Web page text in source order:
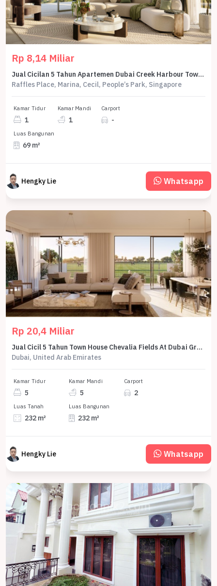
Rp 8,14 Miliar
Jual Cicilan 5 Tahun Apartemen Dubai Creek Harbour Tower Silva 1 Bedroom 69 M2 - Sell Apartment Dubai Creek Harbour Tower Silva 1 Br 69 Sqm By Emmar
Raffles Place, Marina, Cecil, People’s Park, Singapore
Kamar Tidur
1
Kamar Mandi
1
Carport
-
Luas Bangunan
69 m²
Hengky Lie Whatsapp
Rp 20,4 Miliar
Jual Cicil 5 Tahun Town House Chevalia Fields At Dubai Grand Polo Club And Resort 5 Br 232 M2 - Sell Town House Chevalia Fields At Dubai Grand Polo Club And Resort 5 Br 232 Sqm By Emaar
Dubai, United Arab Emirates
Kamar Tidur
5
Kamar Mandi
5
Carport
2
Luas Tanah
232 m²
Luas Bangunan
232 m²
Hengky Lie Whatsapp